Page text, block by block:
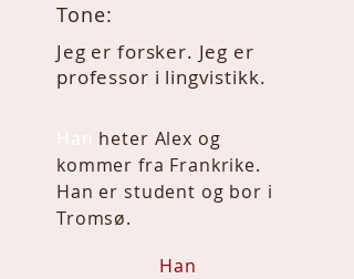
Tone:
Jeg er forsker. Jeg er
professor i lingvistikk.
heter Alex og
kommer fra Frankrike.
Han er student og bor i
Tromsø.​
Han